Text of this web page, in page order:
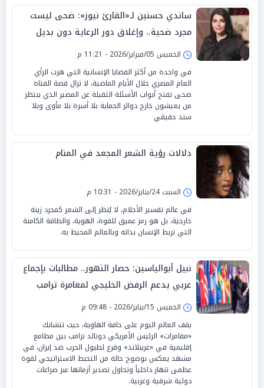
ساندي حسنين لـ«القارئ نيوز»: ضحى ليست
مجرد ضحية.. وإغلاق دور الرعاية دون بديل
قانوني خطر على المجتمع
الخميس 05/فبراير/2026 - 11:21 م
في واحدة من أكثر القضايا الإنسانية التي هزت الرأي
العام المصري خلال الأيام الماضية، لا تزال قصة الفتاة
ضحى تفتح أبواب الأسئلة الثقيلة عن المصير الذي ينتظر
من يعيشون خارج دوائر الحماية بلا أسرة بلا مأوى وبلا
سند حقيقي
دلالات رؤية الشعر المجعد في المنام
السبت 24/يناير/2026 - 10:31 م
في عالم تفسير الأحلام، لا يُنظر إلى الشعر كمجرد زينة
خارجية، بل هو رمز عميق للقوة، الهوية، والطاقة الكامنة
التي تربط الإنسان بذاته وبالعالم المحيط به.
نبيل أبوالياسين: حصار التهور.. مطالبات بإجماع
عربي يدعم الرفض الخليجي لمغامرة ترامب
الحربيةالخميس 15/يناير/2026 - 09:48 م
يقف العالم اليوم على حافة الهاوية، حيث تتشابك
«مقامرات» الرئيس الأمريكي دونالد ترامب بين مطامع
إقليمية في «غرينلاند» وقرع لطبول الحرب ضد إيران، في
مشهد يعكس بوضوح حالة من التخبط الاستراتيجي لقوة
عظمى تنهار داخلياً وتحاول تصدير أزماتها عبر صراعات
دولية شرقية وغربية.